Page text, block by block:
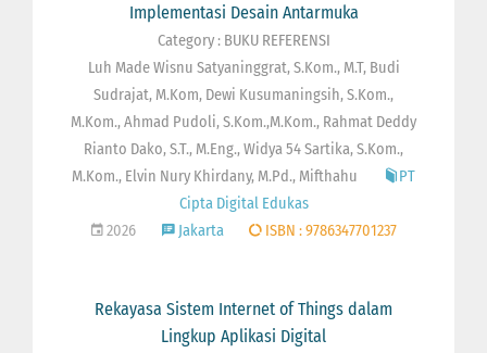
Implementasi Desain Antarmuka
Category : BUKU REFERENSI
Luh Made Wisnu Satyaninggrat, S.Kom., M.T, Budi
Sudrajat, M.Kom, Dewi Kusumaningsih, S.Kom.,
M.Kom., Ahmad Pudoli, S.Kom.,M.Kom., Rahmat Deddy
Rianto Dako, S.T., M.Eng., Widya 54 Sartika, S.Kom.,
M.Kom., Elvin Nury Khirdany, M.Pd., Mifthahu
PT
Cipta Digital Edukas
2026
Jakarta ISBN : 9786347701237
Rekayasa Sistem Internet of Things dalam
Lingkup Aplikasi Digital